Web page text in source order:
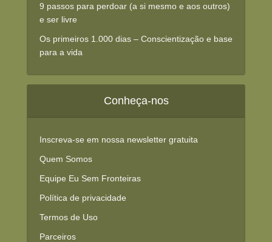
9 passos para perdoar (a si mesmo e aos outros)
e ser livre
Os primeiros 1.000 dias – Conscientização e base
para a vida
Conheça-nos
Inscreva-se em nossa newsletter gratuita
Quem Somos
Equipe Eu Sem Fronteiras
Política de privacidade
Termos de Uso
Parceiros